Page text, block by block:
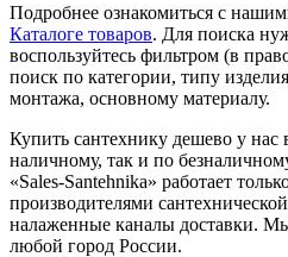
Подробнее ознакомиться с
Каталоге товаров. Для поиска
воспользуйтесь фильтром (в
поиск по категории, типу
монтажа, основному материалу.
Купить сантехнику дешево у
наличному, так и по
«Sales-Santehnika» работает
производителями
налаженные каналы доставки.
любой город России.